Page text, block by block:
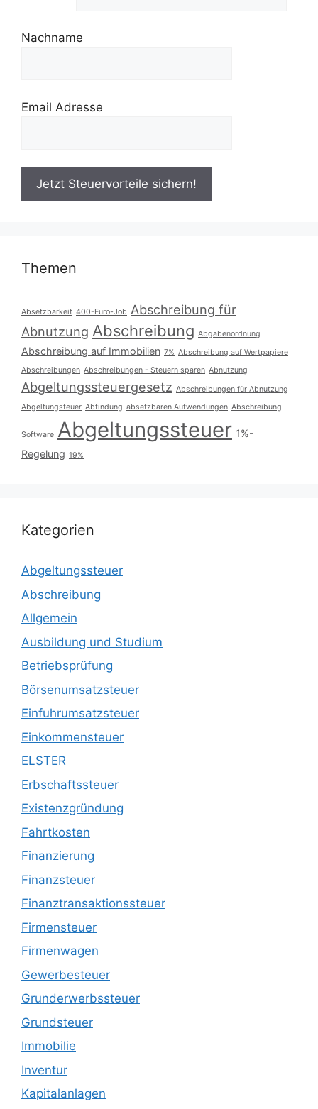
Nachname
Email Adresse
Themen
Absetzbarkeit 400-Euro-Job Abschreibung für
Abnutzung Abschreibung Abgabenordnung
Abschreibung auf Immobilien 7% Abschreibung auf Wertpapiere
Abschreibungen Abschreibungen - Steuern sparen Abnutzung
Abgeltungssteuergesetz Abschreibungen für Abnutzung
Abgeltungsteuer Abfindung absetzbaren Aufwendungen Abschreibung
Software Abgeltungssteuer 1%-
Regelung 19%
Kategorien
Abgeltungssteuer
Abschreibung
Allgemein
Ausbildung und Studium
Betriebsprüfung
Börsenumsatzsteuer
Einfuhrumsatzsteuer
Einkommensteuer
ELSTER
Erbschaftssteuer
Existenzgründung
Fahrtkosten
Finanzierung
Finanzsteuer
Finanztransaktionssteuer
Firmensteuer
Firmenwagen
Gewerbesteuer
Grunderwerbssteuer
Grundsteuer
Immobilie
Inventur
Kapitalanlagen